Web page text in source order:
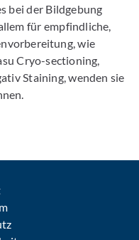
bei der Bildgebung
für empfindliche,
wie
Cryo-sectioning,
Staining, wenden sie